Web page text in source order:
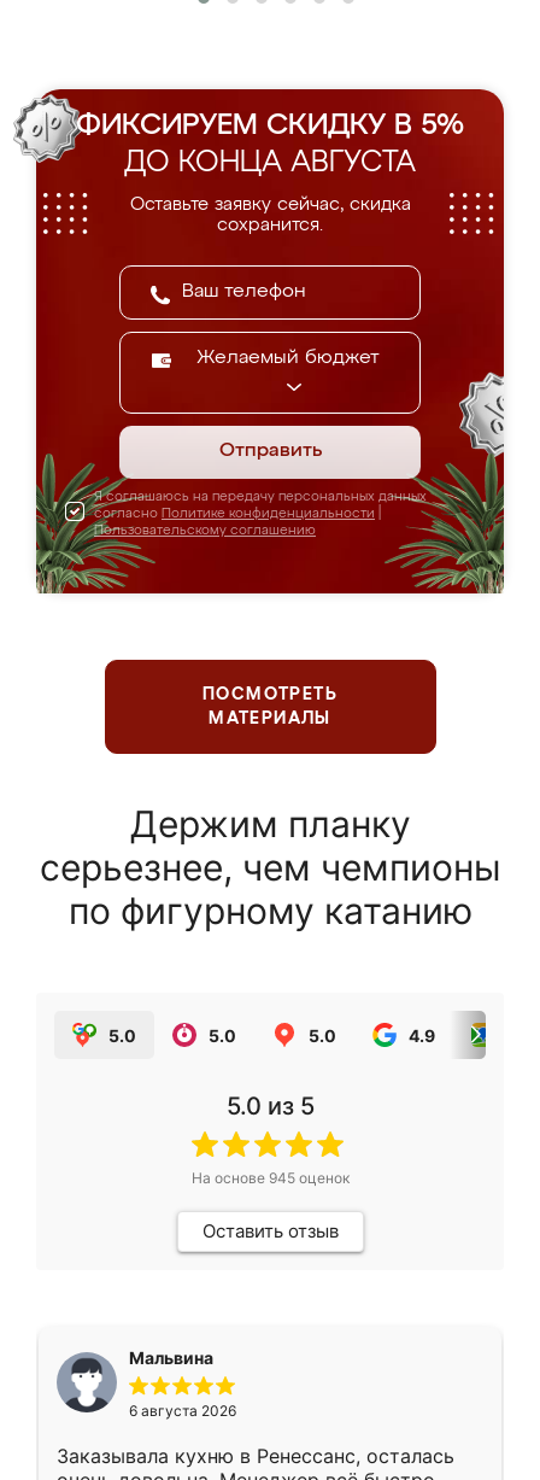
ФИКСИРУЕМ СКИДКУ В 5%
ДО КОНЦА АВГУСТА
Оставьте заявку сейчас, скидка
сохранится.
Желаемый бюджет
Отправить
Я соглашаюсь на передачу персональных данных
согласно Политике конфиденциальности
Пользовательскому соглашению
ПОСМОТРЕТЬ
МАТЕРИАЛЫ
Держим планку
серьезнее, чем чемпионы
по фигурному катанию
5.0 5.0 5.0 4.9
5.0 из 5
На основе 945оценок
Оставить отзыв
Мальвина
6 августа 2026
Заказывала кухню в Ренессанс, осталась